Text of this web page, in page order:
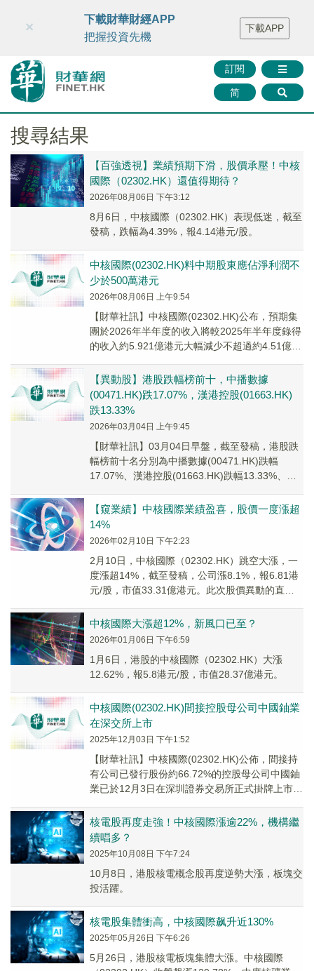
財華智庫網 FINTV FINMETA 財華證券 媒體矩陣
智庫沙龍
聯絡我們
訂閱
简
×
下載財華財經APP
把握投資先機
下載APP
搜尋結果
【百強透視】業績預期下滑，股價承壓！中核
國際（02302.HK）還值得期待？
2026年08月06日 下午3:12
8月6日，中核國際（02302.HK）表現低迷，截至
發稿，跌幅為4.39%，報4.14港元/股。
中核國際(02302.HK)料中期股東應佔淨利潤不
少於500萬港元
2026年08月06日 上午9:54
【財華社訊】中核國際(02302.HK)公布，預期集
團於2026年半年度的收入將較2025年半年度錄得
的收入約5.921億港元大幅減少不超過約4.51億港
【異動股】港股跌幅榜前十，中播數據
(00471.HK)跌17.07%，漢港控股(01663.HK)
跌13.33%
2026年03月04日 上午9:45
【財華社訊】03月04日早盤，截至發稿，港股跌
幅榜前十名分別為中播數據(00471.HK)跌幅
17.07%、漢港控股(01663.HK)跌幅13.33%、中
【窺業績】中核國際業績盈喜，股價一度漲超
14%
2026年02月10日 下午2:23
2月10日，中核國際（02302.HK）跳空大漲，一
度漲超14%，截至發稿，公司漲8.1%，報6.81港
元/股，市值33.31億港元。此次股價異動的直接
中核國際大漲超12%，新風口已至？
2026年01月06日 下午6:59
1月6日，港股的中核國際（02302.HK）大漲
12.62%，報5.8港元/股，市值28.37億港元。
中核國際(02302.HK)間接控股母公司中國鈾業
在深交所上市
2025年12月03日 下午1:52
【財華社訊】中核國際(02302.HK)公佈，間接持
有公司已發行股份約66.72%的控股母公司中國鈾
業已於12月3日在深圳證券交易所正式掛牌上市。
核電股再度走強！中核國際漲逾22%，機構繼
續唱多？
2025年10月08日 下午7:24
10月8日，港股核電概念股再度逆勢大漲，板塊交
投活躍。
核電股集體衝高，中核國際飙升近130%
2025年05月26日 下午6:26
5月26日，港股核電板塊集體大漲。中核國際